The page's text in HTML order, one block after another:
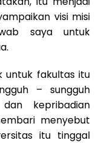
visi misi
saya untuk
untuk fakultas itu
– sungguh
kepribadian
menyebut
itu tinggal